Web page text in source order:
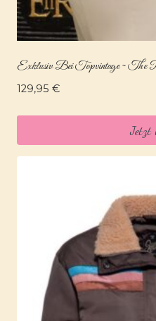
Exklusiv Bei Topvintage ~
129,95 €
Jetzt